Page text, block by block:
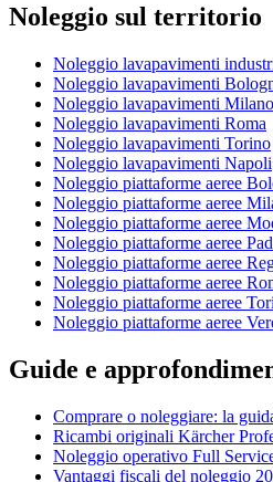
Noleggio sul territorio
Noleggio lavapavimenti
Noleggio lavapavimenti
Noleggio lavapavimenti Milano
Noleggio lavapavimenti Roma
Noleggio lavapavimenti Torino
Noleggio lavapavimenti Napoli
Noleggio piattaforme aeree
Noleggio piattaforme aeree
Noleggio piattaforme aeree
Noleggio piattaforme aeree
Noleggio piattaforme aeree
Noleggio piattaforme aeree
Noleggio piattaforme aeree
Noleggio piattaforme aeree
Guide e
Comprare o noleggiare: la
Ricambi originali Kärcher
Noleggio operativo Full
Vantaggi fiscali del noleggio